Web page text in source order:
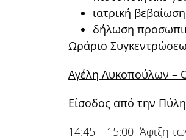
ιατρική βεβαίωση
δήλωση
Ωράριο
Αγέλη Λυκοπούλων –
Είσοδος από την
14:45 – 15:00 Άφιξη